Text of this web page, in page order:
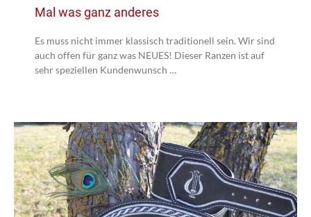
Mal was ganz anderes
Es muss nicht immer klassisch traditionell sein. Wir sind
auch offen für ganz was NEUES! Dieser Ranzen ist auf
sehr speziellen Kundenwunsch …